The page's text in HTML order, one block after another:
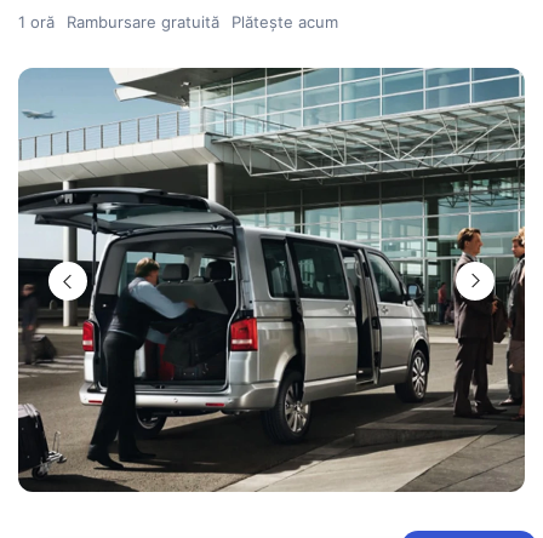
1 oră Rambursare gratuită Plătește acum